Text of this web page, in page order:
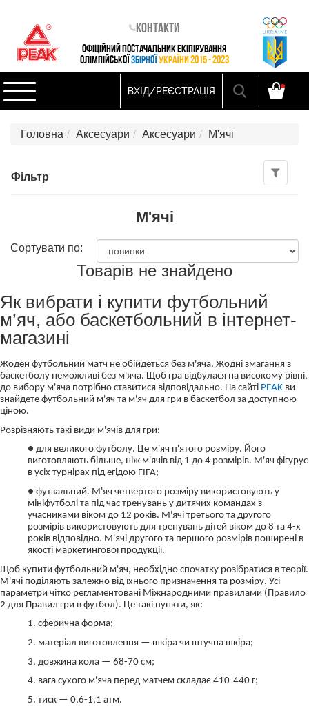
Контакти
ОФІЦІЙНИЙ ПОСТАЧАЛЬНИК ЕКІПІРУВАННЯ
ОЛІМПІЙСЬКОЇ ЗБІРНОЇ УКРАЇНИ 2015 - 2023
ВХІД/РЕЄСТРАЦІЯ
Головна Аксесуари Аксесуари М'ячі
Фільтр
М'ячі
Сортувати по:
Товарів не знайдено
Як вибрати і купити футбольний
м’яч, або баскетбольний в інтернет-
магазині
Жоден футбольний матч не обійдеться без м'яча. Жодні змагання з
баскетболу неможливі без м'яча. Щоб гра відбулася на високому рівні,
до вибору м'яча потрібно ставитися відповідально. На сайті PEAK ви
знайдете футбольний м'яч та м'яч для гри в баскетбол за доступною
ціною.
Розрізняють такі види м'ячів для гри:
● для великого футболу. Це м'яч п'ятого розміру. Його
виготовляють більше, ніж м'ячів від 1 до 4 розмірів. М'яч фігурує
в усіх турнірах під егідою FIFA;
● футзальний. М'яч четвертого розміру використовують у
мініфутболі та під час тренувань у дитячих командах з
учасниками віком до 12 років. М'ячі третього та другого
розмірів використовують для тренувань дітей віком до 8 та 4-х
років відповідно. М'ячі другого та першого розмірів поширені в
якості маркетингової продукції.
Щоб купити футбольний м'яч, необхідно спочатку розібратися в теорії.
М'ячі поділяють залежно від їхнього призначення та розміру. Усі
параметри чітко регламентовані Міжнародними правилами (Правило
2 для Правил гри в футбол). Це такі пункти, як:
1. сферична форма;
2. матеріал виготовлення — шкіра чи штучна шкіра;
3. довжина кола — 68-70 см;
4. вага сухого м'яча перед матчем складає 410-440 г;
5. тиск — 0,6-1,1 атм.